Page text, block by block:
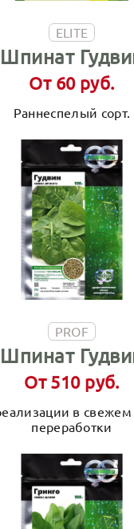
ELITE
Шпинат
От 60 руб.
Раннеспелый сорт.
PROF
Шпинат
От 510 руб.
в
переработки